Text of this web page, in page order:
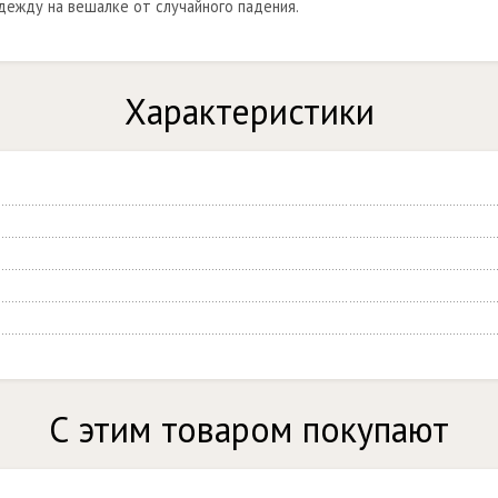
на вешалке от случайного падения.
Характеристики
С этим товаром покупают